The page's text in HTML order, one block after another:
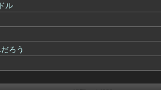
ニメ...
ｗ
アニチャット
しさ...
ろぼ速VIP
GUNDAM.LOG｜ガン...
ル
ろう